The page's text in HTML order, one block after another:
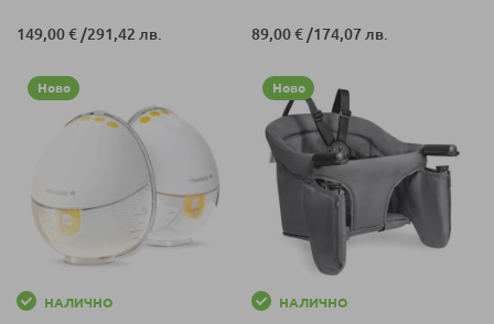
149,00 € /291,42 лв. 89,00 € /174,07 лв.
Ново
НАЛИЧНО
Ново
НАЛИЧНО